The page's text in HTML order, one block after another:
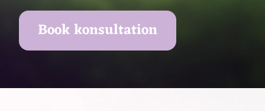
Book konsultation